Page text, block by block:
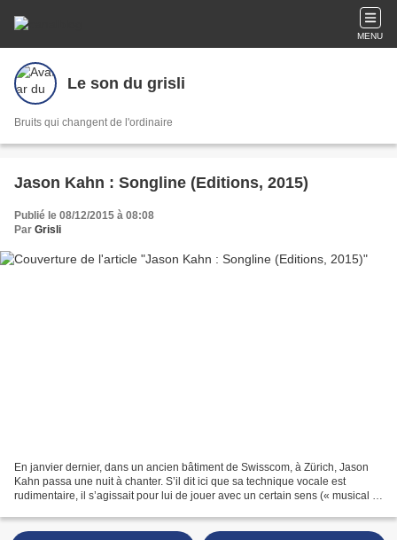
MENU
Le son du grisli
Bruits qui changent de l'ordinaire
Jason Kahn : Songline (Editions, 2015)
Publié le 08/12/2015 à 08:08
Par Grisli
En janvier dernier, dans un ancien bâtiment de Swisscom, à Zürich, Jason
Kahn passa une nuit à chanter. S’il dit ici que sa technique vocale est
rudimentaire, il s’agissait pour lui de jouer avec un certain sens (« musical »,